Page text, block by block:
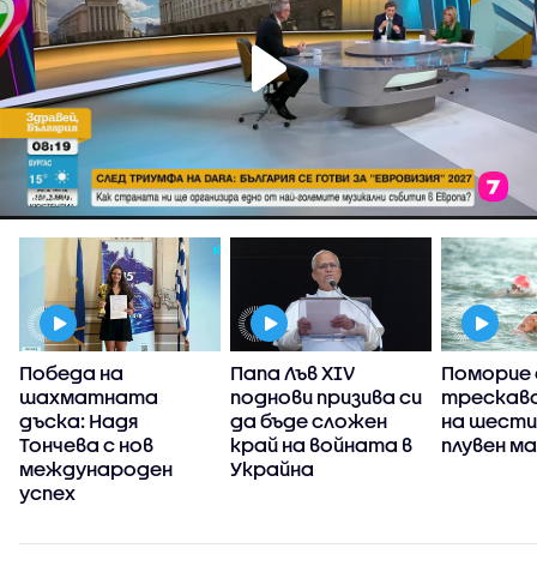
Победа на
шахматната
дъска: Надя
Тончева с нов
международен
успех
Папа Лъв XIV
поднови призива си
да бъде сложен
край на войната в
Украйна
Поморие
на
плувен